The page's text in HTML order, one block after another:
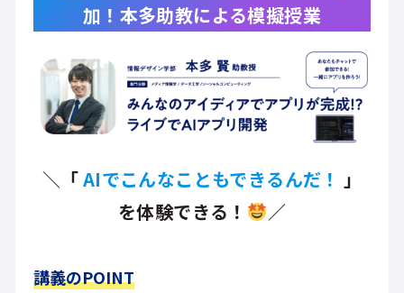
加！本多助教による模擬授業
＼ 「AIでこんなこともできるんだ！ 」
を体験できる！
／
講義のPOINT